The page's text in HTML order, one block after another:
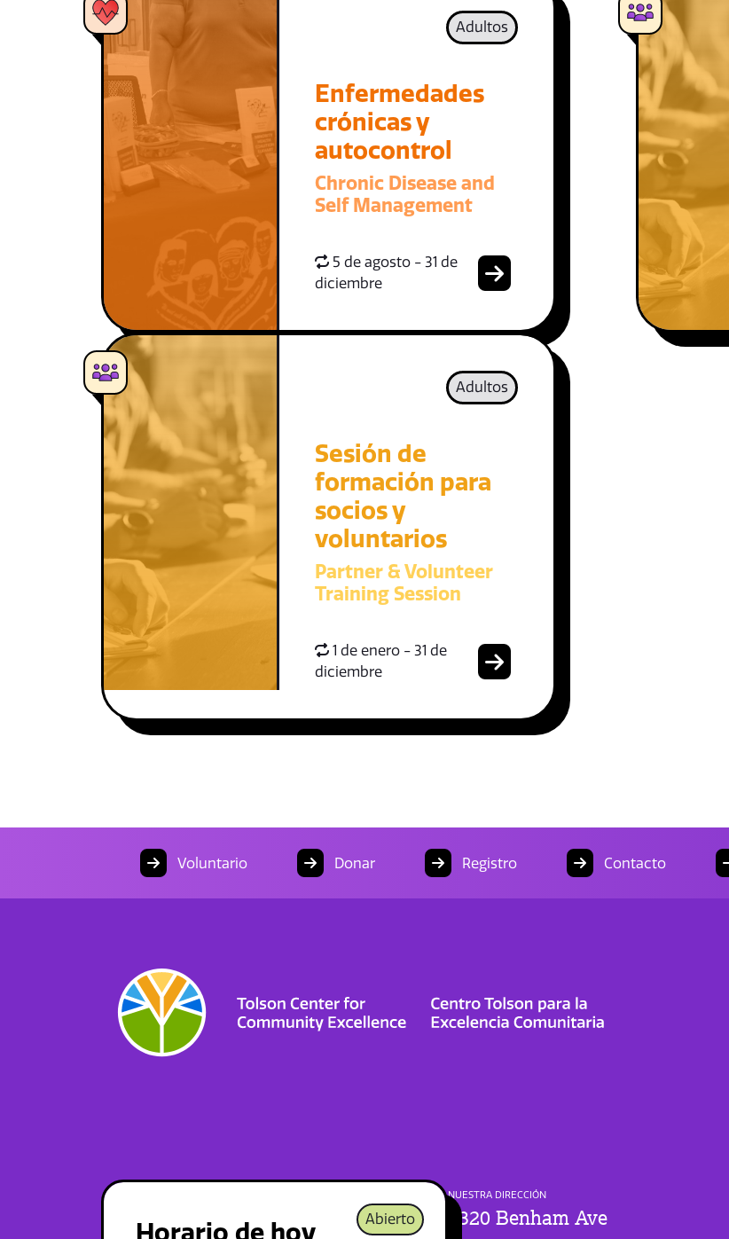
Adultos
Enfermedades
crónicas y
autocontrol
Chronic Disease and
Self Management
5 de agosto - 31 de
diciembre
Adultos
Sesión de
formación para
socios y
voluntarios
Partner & Volunteer
Training Session
1 de enero - 31 de
diciembre
Voluntario Donar Registro Contacto
Abierto
NUESTRA DIRECCIÓN
1320 Benham Ave